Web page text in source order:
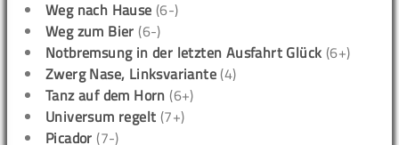
Weg nach Hause (6-)
Weg zum Bier (6-)
Notbremsung in der letzten Ausfahrt Glück (6+)
Zwerg Nase, Linksvariante (4)
Tanz auf dem Horn (6+)
Universum regelt (7+)
Picador (7-)